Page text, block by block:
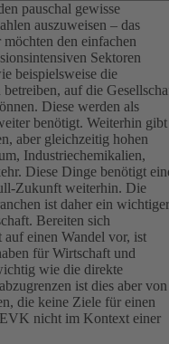
pauschal gewisse
auszuweisen – das
den einfachen
Sektoren
beispielsweise die
auf die
Diese werden als
benötigt. Weiterhin gibt
aber gleichzeitig hohen
Industriechemikalien,
Diese Dinge benötigt
Zukunft weiterhin. Die
ist daher ein wichtiger
Bereiten sich
einen Wandel vor, ist
für Wirtschaft und
wie die direkte
ist dies aber von
die keine Ziele für einen
nicht im Kontext einer